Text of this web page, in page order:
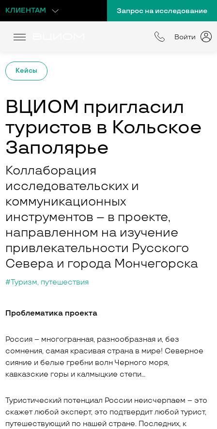
КЛИЕНТАМ Запрос на исследование
Войти
Кейсы
ВЦИОМ пригласил
туристов в Кольское
Заполярье
Коллаборация
исследовательских и
коммуникационных
инструментов – в проекте,
направленном на изучение
привлекательности Русского
Севера и города Мончегорска
#Туризм, путешествия
Проблематика проекта
Россия ­– многогранная, разнообразная и, без
сомнения, самая красивая страна в мире! Северное
сияние и белые гребни волн Черного моря,
кавказские горы и калмыцкие степи…
Туристический потенциал России неисчерпаем – это
скажет любой эксперт, это подтвердит любой турист,
путешествующий по нашей стране. Последних, к